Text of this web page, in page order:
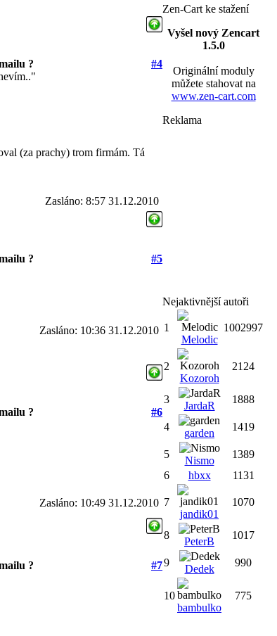
?
#4
(za prachy) trom firmám. Tá
Zasláno: 8:57 31.12.2010
?
#5
Zasláno: 10:36 31.12.2010
?
#6
Zasláno: 10:49 31.12.2010
?
#7
Zen-Cart ke stažení
Vyšel nový Zencart
1.5.0
Originální moduly
můžete stahovat na
www.zen-cart.com
Reklama
Nejaktivnější autoři
1
Melodic
1002997
2
Kozoroh
2124
3
JardaR
1888
4
garden
1419
5
Nismo
1389
6
hbxx 1131
7
jandik01
1070
8
PeterB
1017
9
Dedek
990
10
bambulko
775